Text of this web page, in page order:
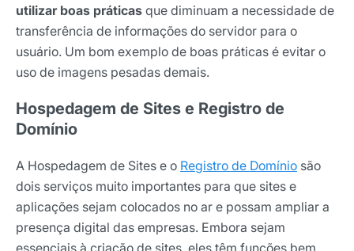
utilizar boas práticas que diminuam a necessidade de
transferência de informações do servidor para o
usuário. Um bom exemplo de boas práticas é evitar o
uso de imagens pesadas demais.
Hospedagem de Sites e Registro de
Domínio
A Hospedagem de Sites e o Registro de Domínio são
dois serviços muito importantes para que sites e
aplicações sejam colocados no ar e possam ampliar a
presença digital das empresas. Embora sejam
essenciais à criação de sites, eles têm funções bem